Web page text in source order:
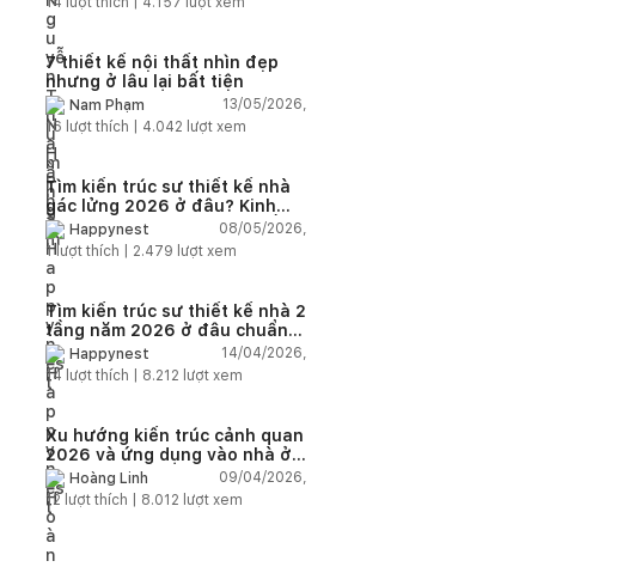
7 thiết kế nội thất nhìn đẹp
nhưng ở lâu lại bất tiện
Nam Phạm
13/05/2026,
16 lượt thích | 4.042 lượt xem
Tìm kiến trúc sư thiết kế nhà
gác lửng 2026 ở đâu? Kinh
nghiệm chọn đúng tránh tốn
tiền
Happynest
08/05/2026,
1lượt thích | 2.479 lượt xem
Tìm kiến trúc sư thiết kế nhà 2
tầng năm 2026 ở đâu chuẩn
nhất?Happynest
14/04/2026,
14 lượt thích | 8.212 lượt xem
Xu hướng kiến trúc cảnh quan
2026 và ứng dụng vào nhà ở
đô thị hiện đại
Hoàng Linh
09/04/2026,
12 lượt thích | 8.012 lượt xem